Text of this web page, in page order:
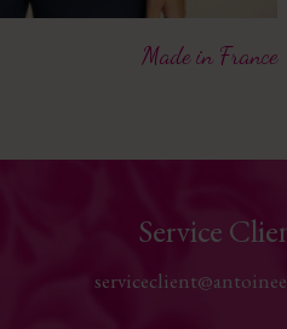
Made in France
Service